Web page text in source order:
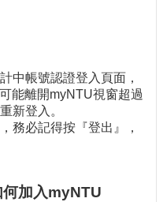
中帳號認證登入頁面，
能離開myNTU視窗超過
新登入。
務必記得按『登出』，
加入myNTU